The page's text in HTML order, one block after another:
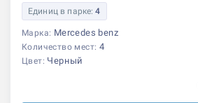
Единиц в парке:4
Марка: Mercedes benz
Количество мест: 4
Цвет: Черный